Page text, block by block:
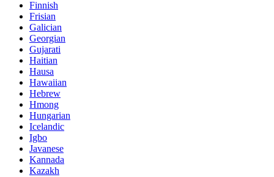
Finnish
Frisian
Galician
Georgian
Gujarati
Haitian
Hausa
Hawaiian
Hebrew
Hmong
Hungarian
Icelandic
Igbo
Javanese
Kannada
Kazakh